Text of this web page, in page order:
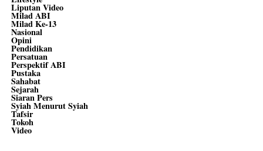
Liputan Video
Milad ABI
Milad Ke-13
Nasional
Opini
Pendidikan
Persatuan
Perspektif ABI
Pustaka
Sahabat
Sejarah
Siaran Pers
Syiah Menurut Syiah
Tafsir
Tokoh
Video